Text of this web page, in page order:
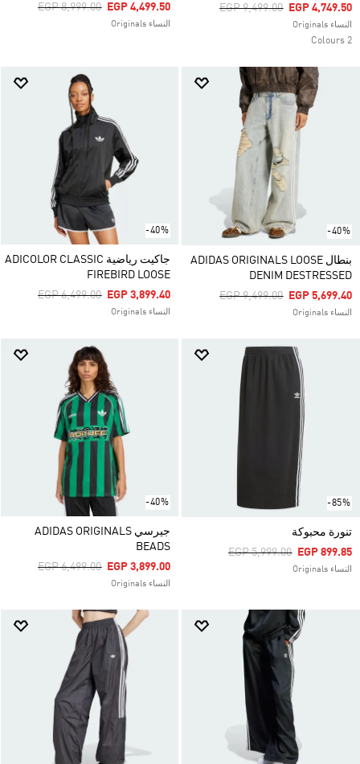
Price Reduced From
EGP 9,499.00ToEGP 4,749.50
النساء Originals
2 Colours
Price Reduced From
EGP 8,999.00ToEGP 4,499.50
النساء Originals
-40%
بنطال ADIDAS ORIGINALS LOOSE
DENIM DESTRESSED
Price Reduced From
EGP 9,499.00ToEGP 5,699.40
النساء Originals
-40%
جاكيت رياضية ADICOLOR CLASSIC
FIREBIRD LOOSE
Price Reduced From
EGP 6,499.00ToEGP 3,899.40
النساء Originals
-85%
تنورة محبوكة
Price Reduced From
EGP 5,999.00ToEGP 899.85
النساء Originals
-40%
جيرسي ADIDAS ORIGINALS
BEADS
Price Reduced From
EGP 6,499.00ToEGP 3,899.00
النساء Originals